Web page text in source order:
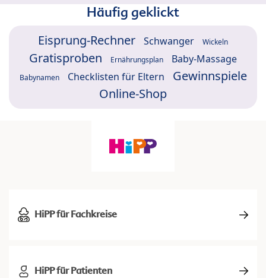
Häufig geklickt
Eisprung-Rechner Schwanger Wickeln
Gratisproben Ernährungsplan Baby-Massage
Babynamen Checklisten für Eltern
Gewinnspiele
Online-Shop
HiPP für Fachkreise
HiPP für Patienten